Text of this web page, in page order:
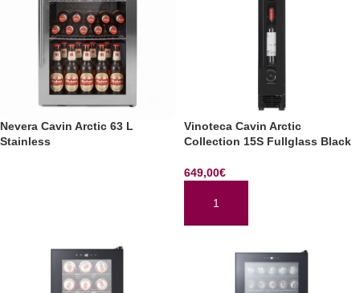
Nevera Cavin Arctic 63 L
Stainless
Vinoteca Cavin Arctic
Collection 15S Fullglass Black
649,00€
AÑADIR AL CARRITO